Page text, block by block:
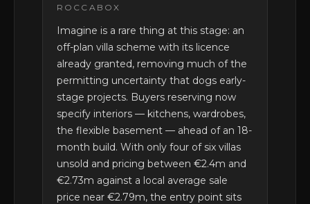
ROCCABOX
Imagine is a rare thing at this stage: an
off-plan villa scheme with its licence
already granted, removing much of the
permitting uncertainty that dogs early-
stage projects. Buyers reserving now
specify interiors — kitchens, wardrobes,
the flexible basement — ahead of an 18-
month build. With only four of six villas
unsold and pricing between €2.4m and
€2.73m against a local average sale
price near €2.79m, the entry point sits